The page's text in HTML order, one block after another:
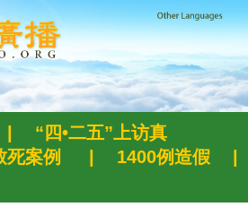
“四•二五”上访真
死案例 1400例造假